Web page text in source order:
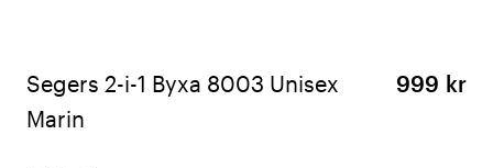
Segers 2-i-1 Byxa 8003 Unisex
Marin
999 kr